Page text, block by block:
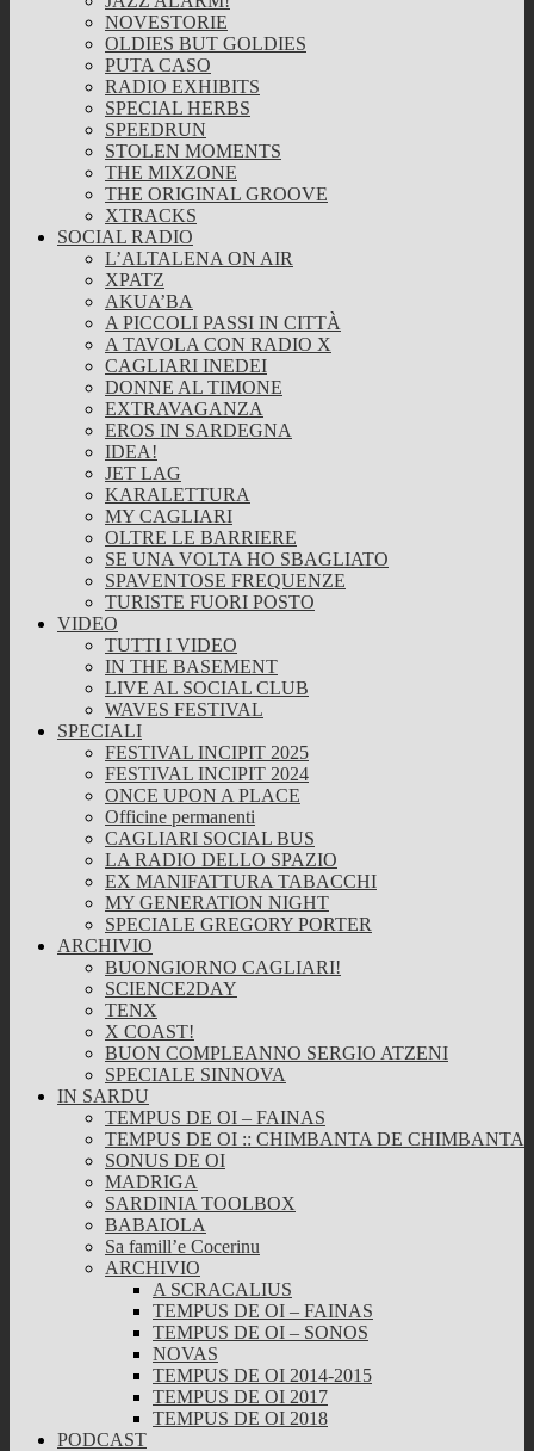
NOVESTORIE
OLDIES BUT GOLDIES
PUTA CASO
RADIO EXHIBITS
SPECIAL HERBS
SPEEDRUN
STOLEN MOMENTS
THE MIXZONE
THE ORIGINAL GROOVE
XTRACKS
SOCIAL RADIO
L’ALTALENA ON AIR
XPATZ
AKUA’BA
A PICCOLI PASSI IN CITTÀ
A TAVOLA CON RADIO X
CAGLIARI INEDEI
DONNE AL TIMONE
EXTRAVAGANZA
EROS IN SARDEGNA
IDEA!
JET LAG
KARALETTURA
MY CAGLIARI
OLTRE LE BARRIERE
SE UNA VOLTA HO SBAGLIATO
SPAVENTOSE FREQUENZE
TURISTE FUORI POSTO
VIDEO
TUTTI I VIDEO
IN THE BASEMENT
LIVE AL SOCIAL CLUB
WAVES FESTIVAL
SPECIALI
FESTIVAL INCIPIT 2025
FESTIVAL INCIPIT 2024
ONCE UPON A PLACE
Officine permanenti
CAGLIARI SOCIAL BUS
LA RADIO DELLO SPAZIO
EX MANIFATTURA TABACCHI
MY GENERATION NIGHT
SPECIALE GREGORY PORTER
ARCHIVIO
BUONGIORNO CAGLIARI!
SCIENCE2DAY
TENX
X COAST!
BUON COMPLEANNO SERGIO ATZENI
SPECIALE SINNOVA
IN SARDU
TEMPUS DE OI – FAINAS
TEMPUS DE OI :: CHIMBANTA DE CHIMBANTA
SONUS DE OI
MADRIGA
SARDINIA TOOLBOX
BABAIOLA
Sa famill’e Cocerinu
ARCHIVIO
A SCRACALIUS
TEMPUS DE OI – FAINAS
TEMPUS DE OI – SONOS
NOVAS
TEMPUS DE OI 2014-2015
TEMPUS DE OI 2017
TEMPUS DE OI 2018
PODCAST